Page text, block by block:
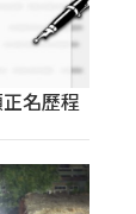
名歷程